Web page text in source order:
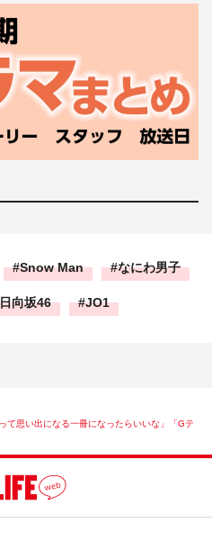
Snow Man なにわ男子
日向坂46 JO1
て思い出になる一冊になったらいいな」「Gテ